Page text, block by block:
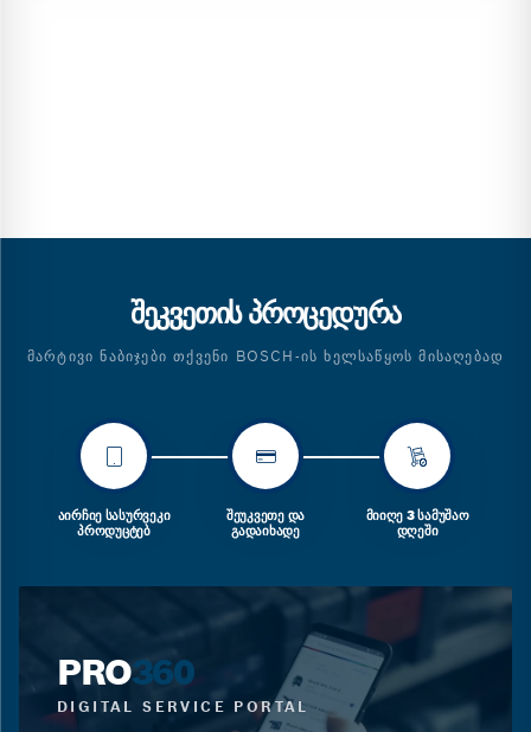
ᲨᲔᲙᲕᲔᲗᲘᲡ ᲞᲠᲝᲪᲔᲓᲣᲠᲐ
ᲛᲐᲠᲢᲘᲕᲘ ᲜᲐᲑᲘᲯᲔᲑᲘ ᲗᲥᲕᲔᲜᲘ BOSCH-ᲘᲡ ᲮᲔᲚᲡᲐᲬᲧᲝᲡ ᲛᲘᲡᲐᲦᲔᲑᲐᲓ
ᲐᲘᲠᲩᲘᲔ ᲡᲐᲡᲣᲠᲕᲔᲙᲘ
ᲞᲠᲝᲓᲣᲪᲢᲔᲑ
ᲨᲔᲣᲙᲕᲔᲗᲔ ᲓᲐ
ᲒᲐᲓᲐᲘᲮᲐᲓᲔ
ᲛᲘᲘᲦᲔ 3 ᲡᲐᲛᲣᲨᲐᲝ
ᲓᲦᲔᲨᲘ
PRO360
DIGITAL SERVICE PORTAL